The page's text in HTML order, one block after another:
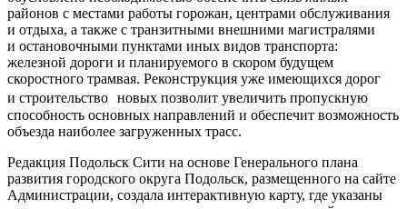
районов с местами работы горожан, центрами обслуживания
и отдыха, а также с транзитными внешними магистралями
и остановочными пунктами иных видов транспорта:
железной дороги и планируемого в скором будущем
скоростного трамвая. Реконструкция уже имеющихся дорог
и строительство новых позволит увеличить пропускную
способность основных направлений и обеспечит возможность
объезда наиболее загруженных трасс.
Редакция Подольск Сити на основе Генерального плана
развития городского округа Подольск, размещенного на сайте
Администрации, создала интерактивную карту, где указаны